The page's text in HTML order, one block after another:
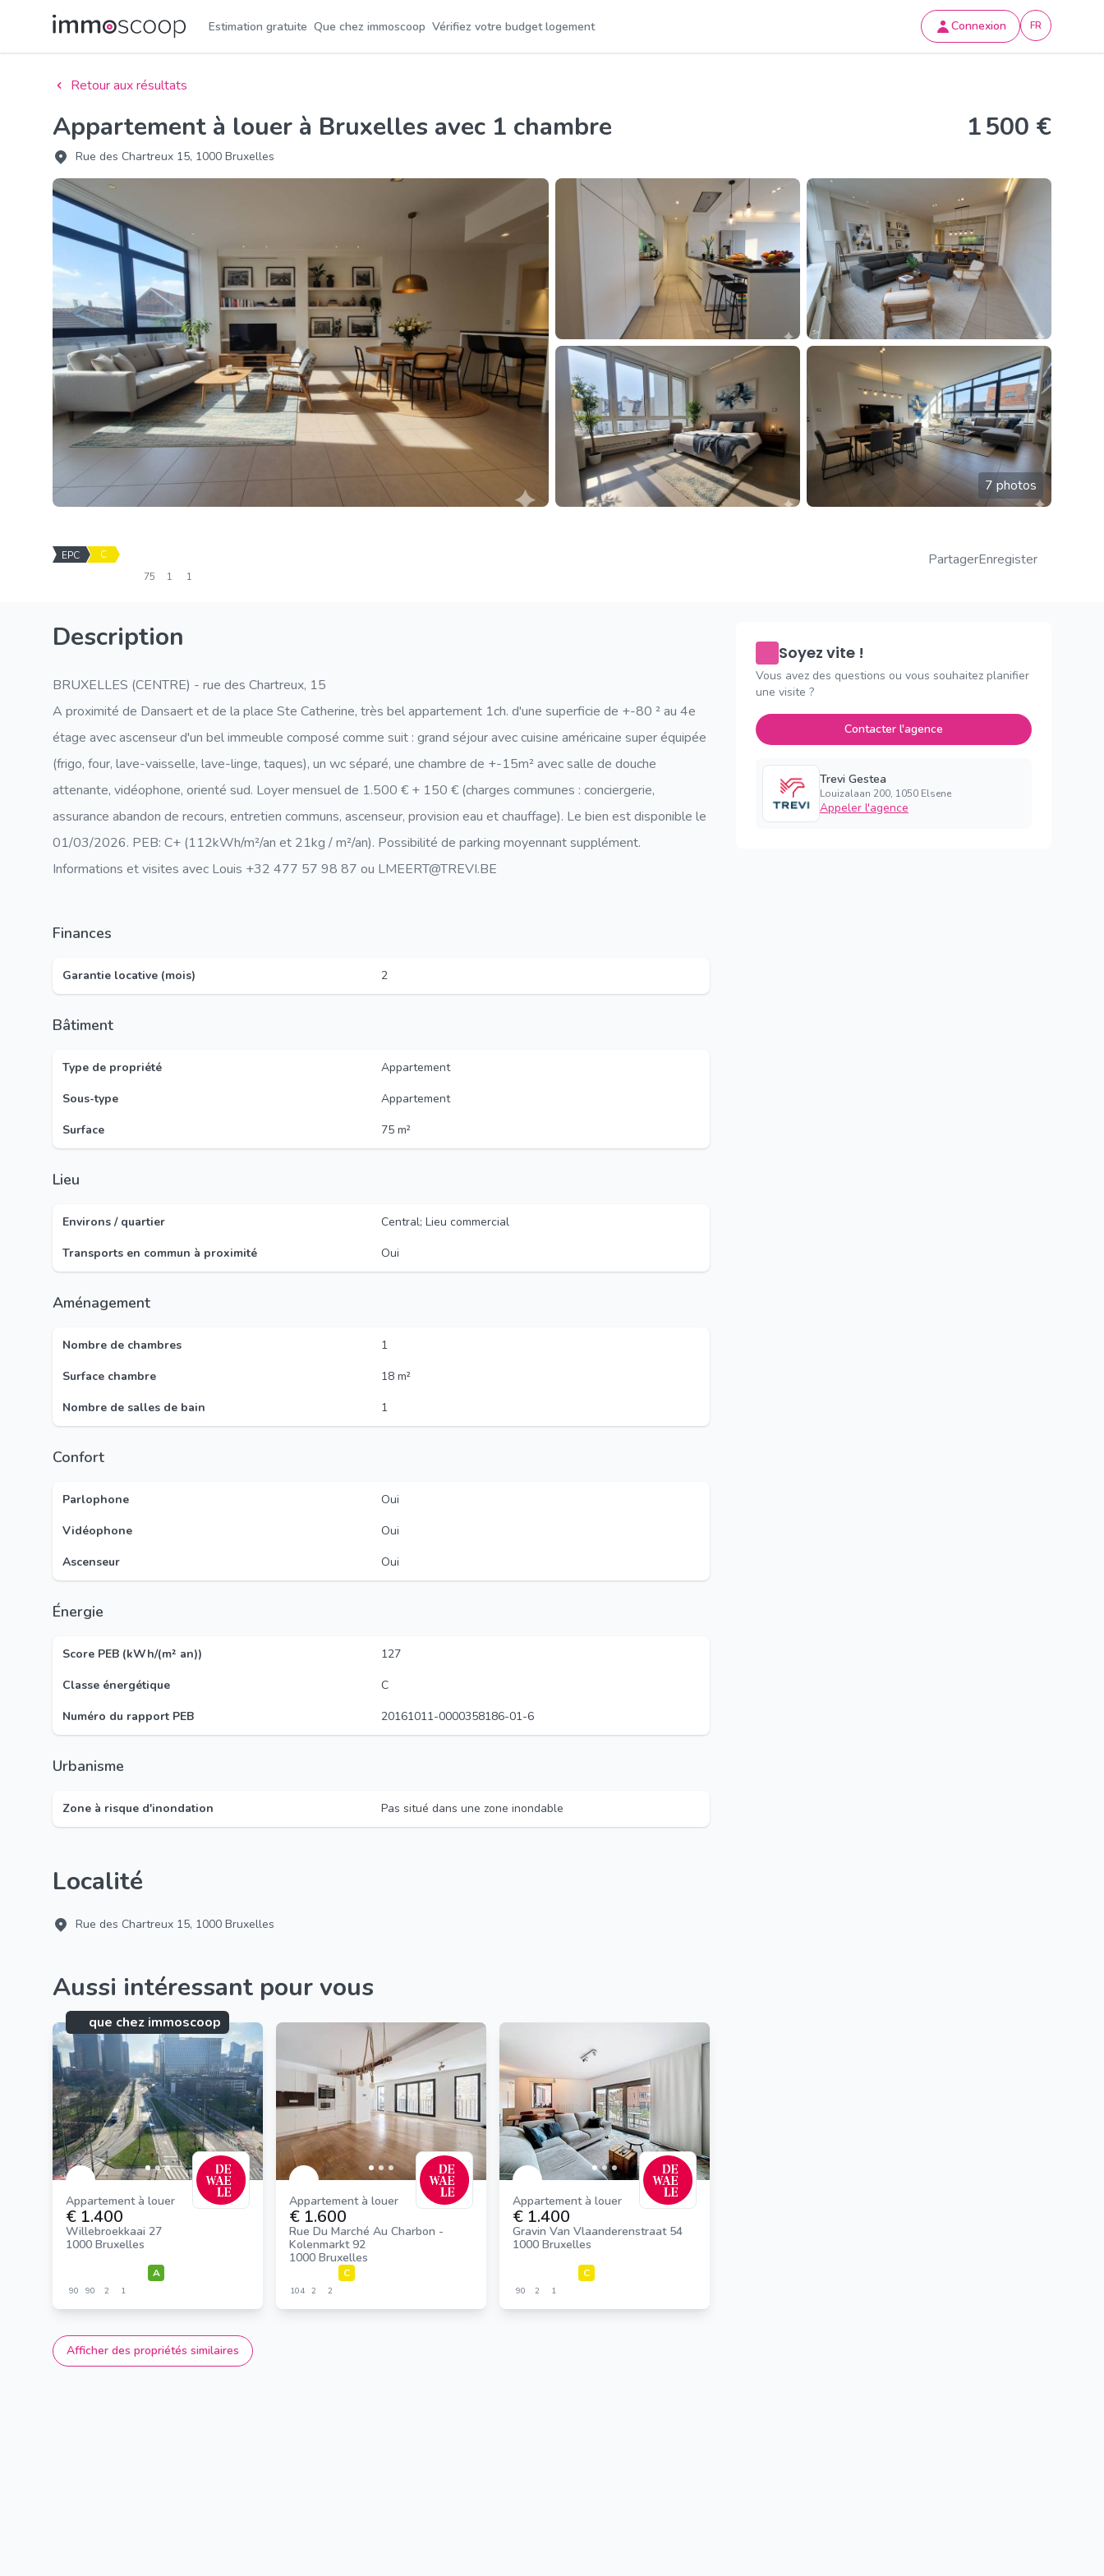
Estimation gratuite Que chez immoscoop Vérifiez votre budget logement Connexion FR
Retour aux résultats
Appartement à louer à Bruxelles avec 1 chambre
Rue des Chartreux 15, 1000 Bruxelles
1 500 €
7 photos
EPC C
75 1 1
PartagerEnregister
Description
BRUXELLES (CENTRE) - rue des Chartreux, 15
A proximité de Dansaert et de la place Ste Catherine, très bel appartement 1ch. d'une superficie de +-80 ² au 4e
étage avec ascenseur d'un bel immeuble composé comme suit : grand séjour avec cuisine américaine super équipée
(frigo, four, lave-vaisselle, lave-linge, taques), un wc séparé, une chambre de +-15m² avec salle de douche
attenante, vidéophone, orienté sud. Loyer mensuel de 1.500 € + 150 € (charges communes : conciergerie,
assurance abandon de recours, entretien communs, ascenseur, provision eau et chauffage). Le bien est disponible le
01/03/2026. PEB: C+ (112kWh/m²/an et 21kg / m²/an). Possibilité de parking moyennant supplément.
Informations et visites avec Louis +32 477 57 98 87 ou LMEERT@TREVI.BE
Finances
Garantie locative (mois) 2
Bâtiment
Type de propriété
Appartement
Sous-type
Appartement
Surface
75 m²
Lieu
Environs / quartier
Central; Lieu commercial
Transports en commun à proximité
Oui
Aménagement
Nombre de chambres
1
Surface chambre
18 m²
Nombre de salles de bain
1
Confort
Parlophone
Oui
Vidéophone
Oui
Ascenseur
Oui
Énergie
Score PEB (kWh/(m² an))
127
Classe énergétique
C
Numéro du rapport PEB
20161011-0000358186-01-6
Urbanisme
Zone à risque d'inondation Pas situé dans une zone inondable
Localité
Rue des Chartreux 15, 1000 Bruxelles
Aussi intéressant pour vous
que chez immoscoop
que chez immoscoop:
Appartement à louer
€ 1.400
Willebroekkaai 27
1000 Bruxelles
90 90 2 1
A
Appartement à louer
€ 1.600
Rue Du Marché Au Charbon -
Kolenmarkt 92
1000 Bruxelles
104 2 2
C
Appartement à louer
€ 1.400
Gravin Van Vlaanderenstraat 54
1000 Bruxelles
90 2 1
C
Afficher des propriétés similaires
Soyez vite !
Vous avez des questions ou vous souhaitez planifier
une visite ?
Contacter l'agence
Trevi Gestea
Louizalaan 200, 1050 Elsene
Appeler l'agence